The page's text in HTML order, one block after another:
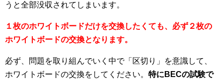
うと全部没収されてしまいます。
１枚のホワイトボードだけを交換したくても、必ず２枚の
ホワイトボードの交換となります。
必ず、問題を取り組んでいく中で「区切り」を意識して、
ホワイトボードの交換をしてください。 特にBECの試験で